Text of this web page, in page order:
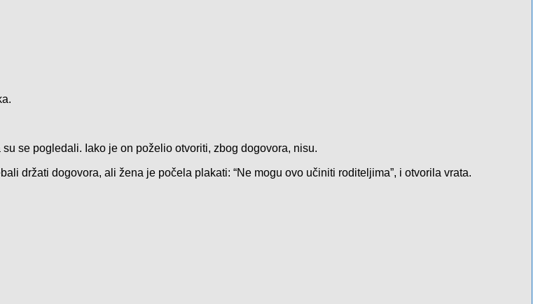
se pogledali. Iako je on poželio otvoriti, zbog dogovora, nisu.
držati dogovora, ali žena je počela plakati: “Ne mogu ovo učiniti roditeljima”, i otvorila vrata.